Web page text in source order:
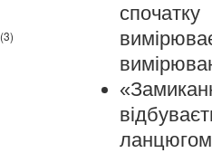
(3)